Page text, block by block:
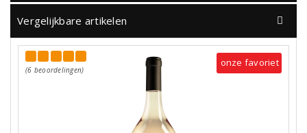
Vergelijkbare artikelen
(6 beoordelingen)
onze favoriet